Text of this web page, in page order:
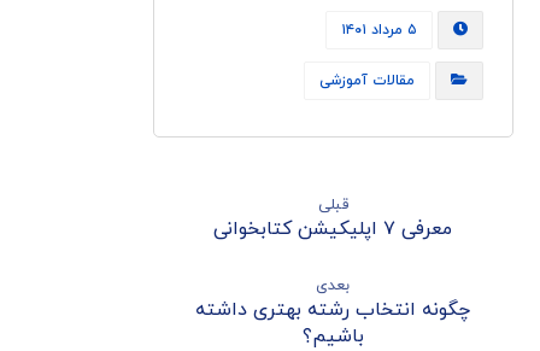
۵ مرداد ۱۴۰۱
مقالات آموزشی
قبلی
معرفی ۷ اپلیکیشن‌ کتابخوانی
بعدی
چگونه انتخاب رشته بهتری داشته
باشیم؟